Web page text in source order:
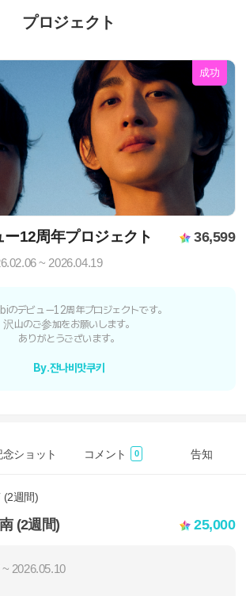
プロジェクト
成功
ー12周年プロジェクト 36,599
~ 2026.04.19
のデビュー12周年プロジェクトです。
沢山のご参加をお願いします。
ありがとうございます。
By.잔나비맛쿠키
念ショット コメント 0 告知
(2週間) 25,000
2026.05.10